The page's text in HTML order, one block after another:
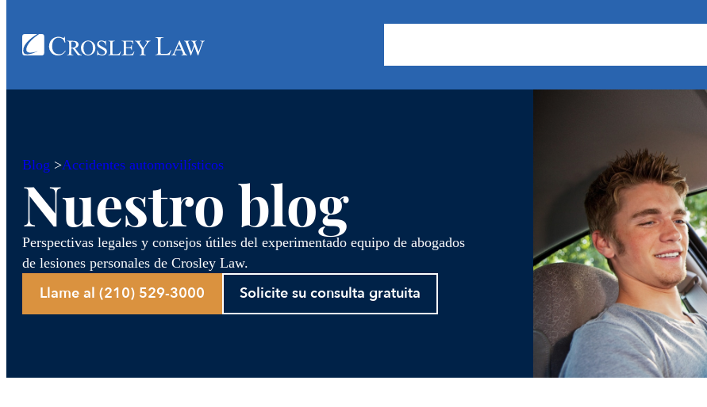
Blog >Accidentes automovilísticos
Nuestro blog
Perspectivas legales y consejos útiles del experimentado equipo de abogados
de lesiones personales de Crosley Law.
Llame al (210) 529-3000 Solicite su consulta gratuita